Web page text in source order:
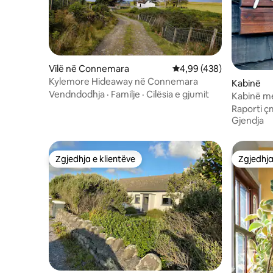
Vilë në Connemara Vlerësimi mesatar 4,99
4,99 (438)
Kylemore Hideaway në Connemara
Vendndodhja · Familje · Cilësia e gjumit
Kabinë
Kabinë
Raporti
Gjendja
Zgjedhja e klientëve
Zgjedhja e klientëve